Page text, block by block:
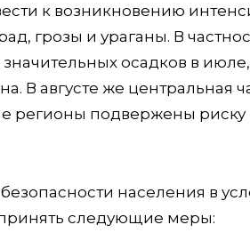
к возникновению
грозы и ураганы. В
осадков в июле,
В августе же центральная
регионы подвержены риску
населения в
следующие меры: